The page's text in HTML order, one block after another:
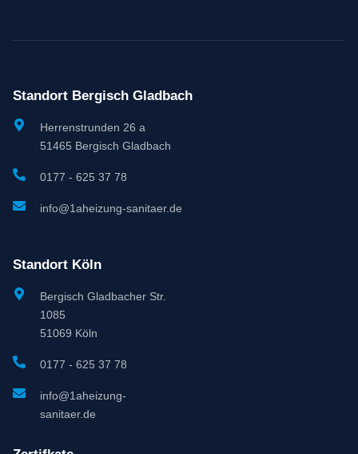
Standort Bergisch Gladbach
Herrenstrunden 26 a
51465 Bergisch Gladbach
0177 - 625 37 78
info@1aheizung-sanitaer.de
Standort Köln
Bergisch Gladbacher Str.
1085
51069 Köln
0177 - 625 37 78
info@1aheizung-
sanitaer.de